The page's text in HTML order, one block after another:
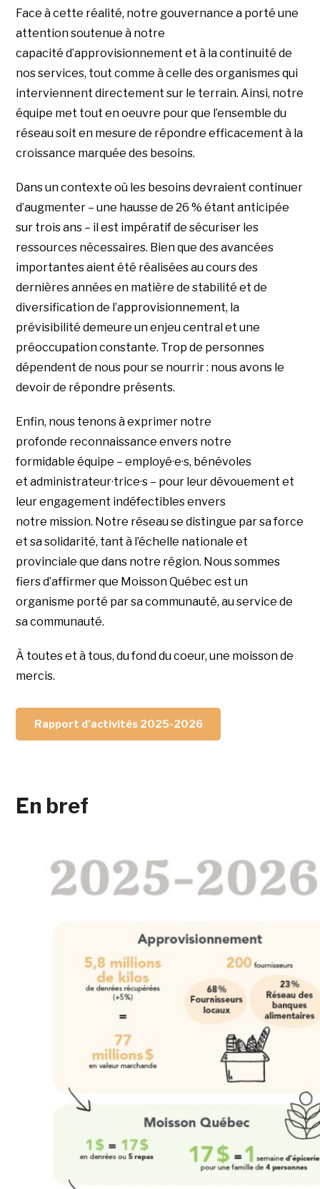
Face à cette réalité, notre gouvernance a porté une
attention soutenue à notre
capacité d’approvisionnement et à la continuité de
nos services, tout comme à celle des organismes qui
interviennent directement sur le terrain. Ainsi, notre
équipe met tout en oeuvre pour que l’ensemble du
réseau soit en mesure de répondre efficacement à la
croissance marquée des besoins.
Dans un contexte où les besoins devraient continuer
d’augmenter – une hausse de 26 % étant anticipée
sur trois ans – il est impératif de sécuriser les
ressources nécessaires. Bien que des avancées
importantes aient été réalisées au cours des
dernières années en matière de stabilité et de
diversification de l’approvisionnement, la
prévisibilité demeure un enjeu central et une
préoccupation constante. Trop de personnes
dépendent de nous pour se nourrir : nous avons le
devoir de répondre présents.
Enfin, nous tenons à exprimer notre
profonde reconnaissance envers notre
formidable équipe – employé·e·s, bénévoles
et administrateur·trice·s – pour leur dévouement et
leur engagement indéfectibles envers
notre mission. Notre réseau se distingue par sa force
et sa solidarité, tant à l’échelle nationale et
provinciale que dans notre région. Nous sommes
fiers d’affirmer que Moisson Québec est un
organisme porté par sa communauté, au service de
sa communauté.
À toutes et à tous, du fond du coeur, une moisson de
mercis.
Rapport d’activités 2025-2026
En bref